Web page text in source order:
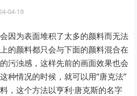
04-19
因为表面堆积了太多的颜料而无法
的颜料都只会与下面的颜料混合在
污浊感，这样先前的画面效果也会
种情况的时候，就可以用“唐克法”
，这个方法以亨利·唐克斯的名字